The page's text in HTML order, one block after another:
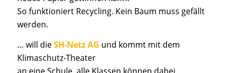
So funktioniert Recycling. Kein Baum muss gefällt
werden.
… will dieSH-Netz AG und kommt mit dem
Klimaschutz-Theater